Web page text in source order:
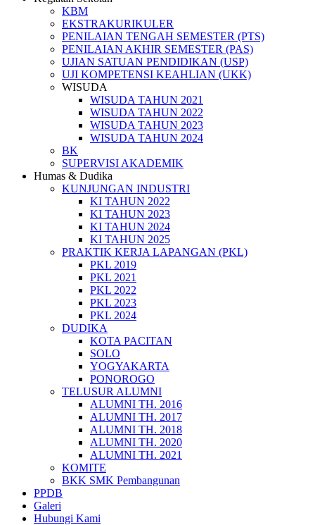
KBM
EKSTRAKURIKULER
PENILAIAN TENGAH SEMESTER (PTS)
PENILAIAN AKHIR SEMESTER (PAS)
UJIAN SATUAN PENDIDIKAN (USP)
UJI KOMPETENSI KEAHLIAN (UKK)
WISUDA
WISUDA TAHUN 2021
WISUDA TAHUN 2022
WISUDA TAHUN 2023
WISUDA TAHUN 2024
BK
SUPERVISI AKADEMIK
Humas & Dudika
KUNJUNGAN INDUSTRI
KI TAHUN 2022
KI TAHUN 2023
KI TAHUN 2024
KI TAHUN 2025
PRAKTIK KERJA LAPANGAN (PKL)
PKL 2019
PKL 2021
PKL 2022
PKL 2023
PKL 2024
DUDIKA
KOTA PACITAN
SOLO
YOGYAKARTA
PONOROGO
TELUSUR ALUMNI
ALUMNI TH. 2016
ALUMNI TH. 2017
ALUMNI TH. 2018
ALUMNI TH. 2020
ALUMNI TH. 2021
KOMITE
BKK SMK Pembangunan
PPDB
Galeri
Hubungi Kami